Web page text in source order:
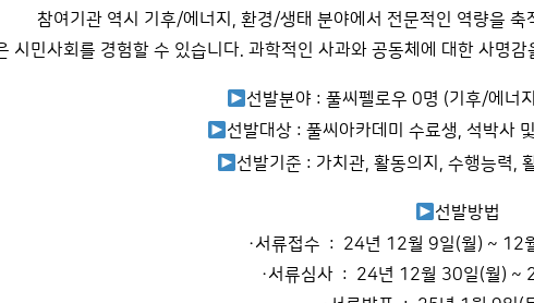
참여기관 역시 기후/에너지, 환경/생태 분야에서 전문적인 역량을
시민사회를 경험할 수 있습니다. 과학적인 사과와 공동체에 대한 사명
선발분야 : 풀씨펠로우 0명 (기후/에너
선발대상 : 풀씨아카데미 수료생, 석박사
선발기준 : 가치관, 활동의지, 수행능력,
선발방법
·서류접수 : 24년 12월 9일(월) ~ 12
·서류심사 : 24년 12월 30일(월) ~